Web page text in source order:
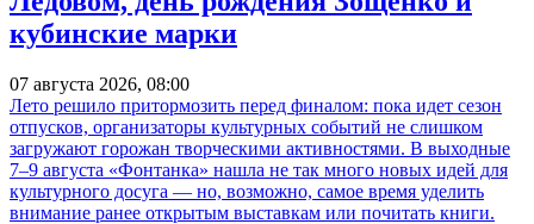
кубинские марки
07 августа 2026, 08:00
Лето решило притормозить перед финалом: пока идет сезон
отпусков, организаторы культурных событий не слишком
загружают горожан творческими активностями. В выходные
7–9 августа «Фонтанка» нашла не так много новых идей для
культурного досуга — но, возможно, самое время уделить
внимание ранее открытым выставкам или почитать книги.